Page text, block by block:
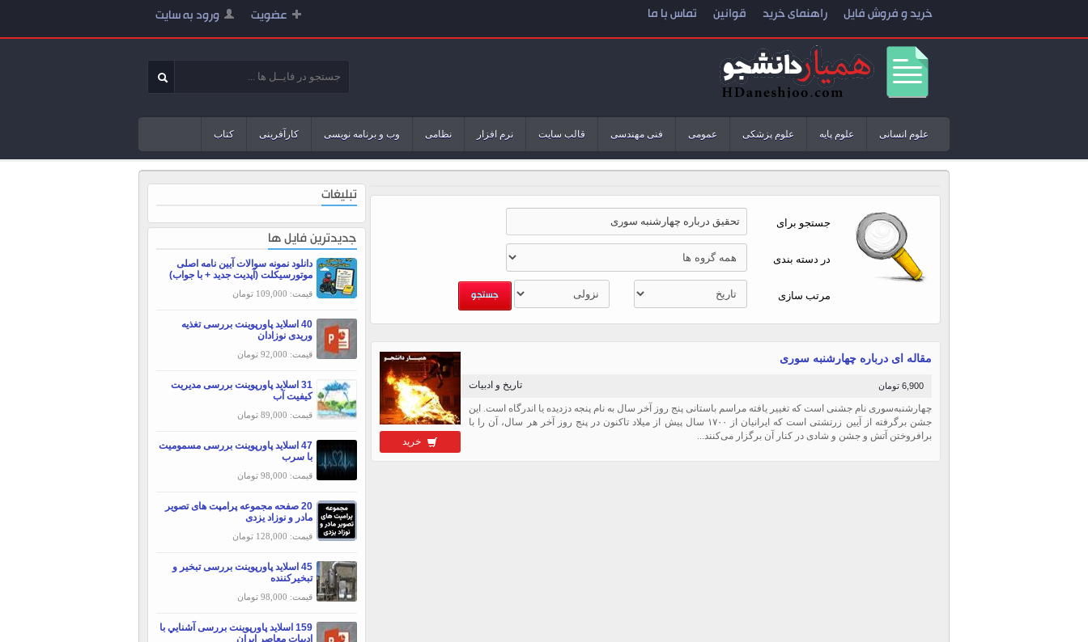
عضویت ورود به سایت خرید و فروش فایل راهنمای خرید قوانین تماس با ما
علوم انسانی علوم پایه علوم پزشکی عمومی فنی مهندسی قالب سایت نرم افزار نظامی وب و برنامه نویسی کارآفرینی کتاب
تبلیغات
جدیدترین فایل ها
دانلود نمونه سوالات آیین نامه اصلی
موتورسیکلت (آپدیت جدید + با جواب)
قیمت: 109,000 تومان
40 اسلاید پاورپوینت بررسی تغذیه
وریدی نوزادان
قیمت: 92,000 تومان
31 اسلاید پاورپوینت بررسی مديريت
كيفيت آب
قیمت: 89,000 تومان
47 اسلاید پاورپوینت بررسی مسمومیت
با سرب
قیمت: 98,000 تومان
20 صفحه مجموعه پرامپت های تصویر
مادر و نوزاد یزدی
قیمت: 128,000 تومان
45 اسلاید پاورپوینت بررسی تبخير و
تبخيركننده
قیمت: 98,000 تومان
159 اسلاید پاورپوینت بررسی آشنايي با
ادبيات معاصر ايران
جستجو برای
در دسته بندی
مرتب سازی
خرید
مقاله ای درباره چهارشنبه سوری
تاریخ و ادبیات 6,900 تومان
چهارشنبه‌سوری نام جشنی است که تغییر یافته مراسم باستانی پنج روز آخر سال به نام پنجه دزدیده یا اندرگاه است. این
جشن برگرفته از آیین زرتشتی است که ایرانیان از ۱۷۰۰ سال پیش از میلاد تاکنون در پنج روز آخر هر سال، آن را با
برافروختن آتش و جشن و شادی در کنار آن برگزار می‌کنند...